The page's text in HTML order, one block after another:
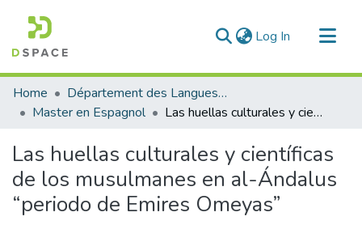
Log In (current)
Communities & Collections
All of DSpace
Home
Département des Langues étrangères
Master en Espagnol
Las huellas culturales y científicas de los musulmanes en al-Ándalus “periodo de Emires Omeyas”
Las huellas culturales y científicas
de los musulmanes en al-Ándalus
“periodo de Emires Omeyas”